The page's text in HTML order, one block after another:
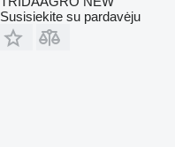
Susisiekite su pardavėju